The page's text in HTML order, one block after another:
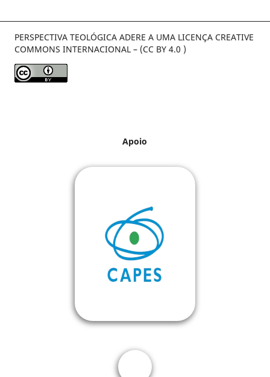
PERSPECTIVA TEOLÓGICA ADERE A UMA LICENÇA CREATIVE
COMMONS INTERNACIONAL – (CC BY 4.0 )
Apoio